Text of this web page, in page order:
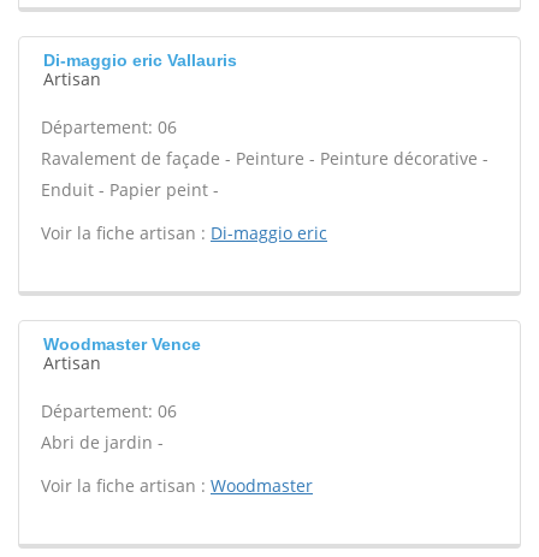
Di-maggio eric Vallauris
Artisan
Département: 06
Ravalement de façade - Peinture - Peinture décorative -
Enduit - Papier peint -
Voir la fiche artisan : Di-maggio eric
Woodmaster Vence
Artisan
Département: 06
Abri de jardin -
Voir la fiche artisan : Woodmaster